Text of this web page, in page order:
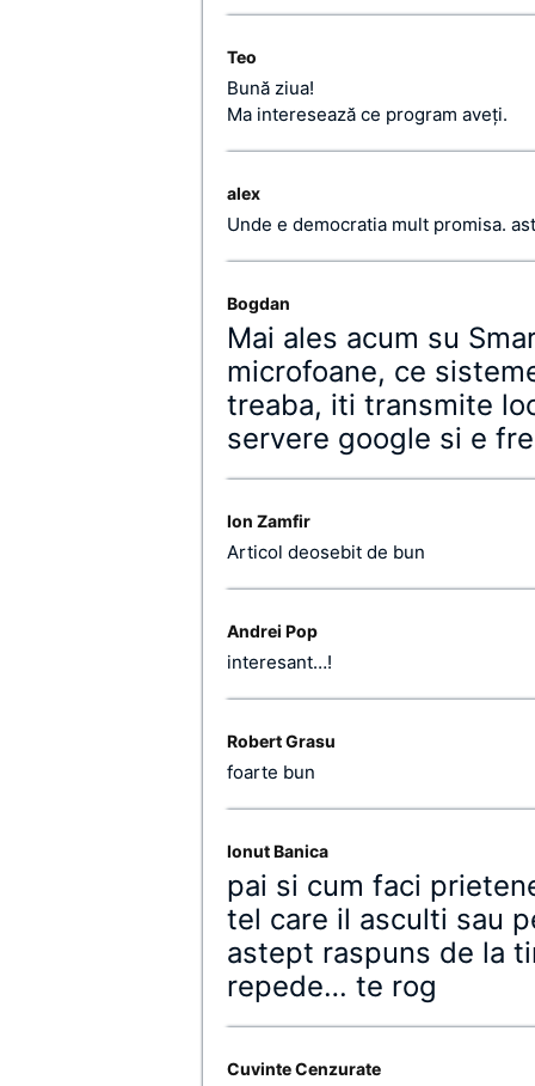
Teo
Bună ziua!
Ma interesează ce program aveți.
alex
Unde e democratia mult promisa.
Bogdan
Mai ales acum su
microfoane, ce
treaba, iti transmite
servere google si e
Ion Zamfir
Articol deosebit de bun
Andrei Pop
interesant…!
Robert Grasu
foarte bun
Ionut Banica
pai si cum faci
tel care il asculti sau
astept raspuns de la
repede… te rog
Cuvinte Cenzurate